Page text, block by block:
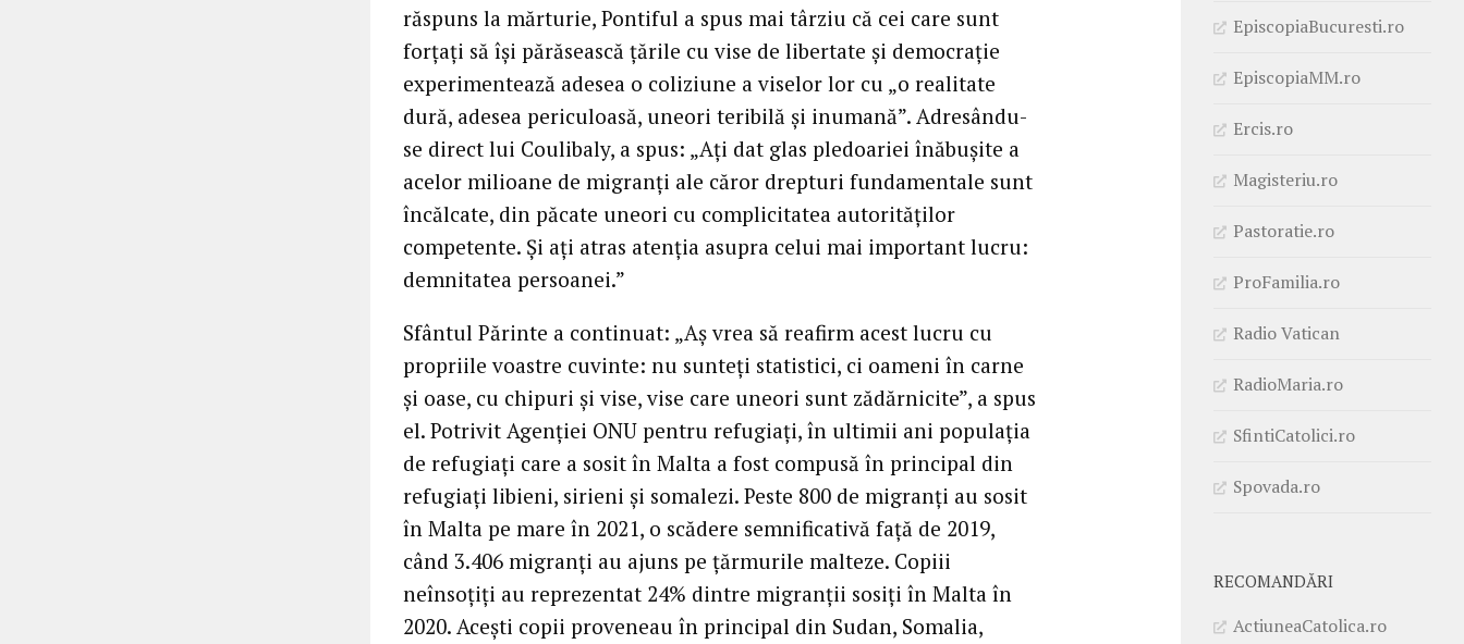
răspuns la mărturie, Pontiful a spus mai târziu că cei care sunt
forțați să își părăsească țările cu vise de libertate și democrație
experimentează adesea o coliziune a viselor lor cu „o realitate
dură, adesea periculoasă, uneori teribilă și inumană”. Adresându-
se direct lui Coulibaly, a spus: „Ați dat glas pledoariei înăbușite a
acelor milioane de migranți ale căror drepturi fundamentale sunt
încălcate, din păcate uneori cu complicitatea autorităților
competente. Și ați atras atenția asupra celui mai important lucru:
demnitatea persoanei.”
Sfântul Părinte a continuat: „Aș vrea să reafirm acest lucru cu
propriile voastre cuvinte: nu sunteți statistici, ci oameni în carne
și oase, cu chipuri și vise, vise care uneori sunt zădărnicite”, a spus
el. Potrivit Agenției ONU pentru refugiați, în ultimii ani populația
de refugiați care a sosit în Malta a fost compusă în principal din
refugiați libieni, sirieni și somalezi. Peste 800 de migranți au sosit
în Malta pe mare în 2021, o scădere semnificativă față de 2019,
când 3.406 migranți au ajuns pe țărmurile malteze. Copiii
neînsoțiți au reprezentat 24% dintre migranții sosiți în Malta în
2020. Acești copii proveneau în principal din Sudan, Somalia,
EpiscopiaBucuresti.ro
EpiscopiaMM.ro
Ercis.ro
Magisteriu.ro
Pastoratie.ro
ProFamilia.ro
Radio Vatican
RadioMaria.ro
SfintiCatolici.ro
Spovada.ro
RECOMANDĂRI
ActiuneaCatolica.ro